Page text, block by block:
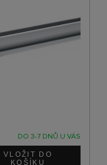
DO 3-7 DNŮ U VÁS